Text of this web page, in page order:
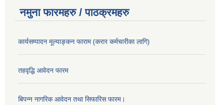
नमुना फारमहरु / पाठक्रमहरु
कार्यसम्पादन मूल्याङ्कन फाराम (करार कर्मचारीका लागि)
तहवृद्धि आवेदन फारम
बिपन्‍न नागरिक आवेदन तथा सिफारिस फारम।